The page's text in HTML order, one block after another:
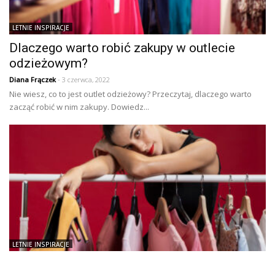
LETNIE INSPIRACJE
Dlaczego warto robić zakupy w outlecie
odzieżowym?
Diana Frączek- 3 czerwca, 2022
Nie wiesz, co to jest outlet odzieżowy? Przeczytaj, dlaczego warto
zacząć robić w nim zakupy. Dowiedz...
LETNIE INSPIRACJE